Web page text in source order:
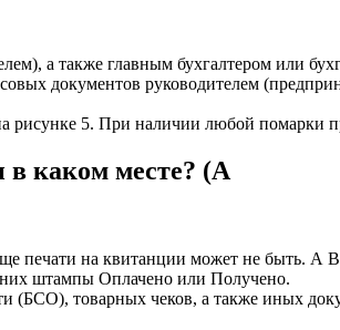
а также главным бухгалтером или
документов руководителем
5. При наличии любой помарки
в каком месте? (А
печати на квитанции может не быть.
штампы Оплачено или Получено.
(БСО), товарных чеков, а также иных